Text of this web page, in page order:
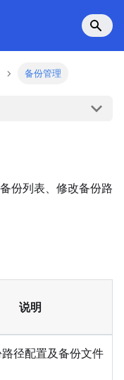
备份管理
份列表、修改备份路
说明
径配置及备份文件